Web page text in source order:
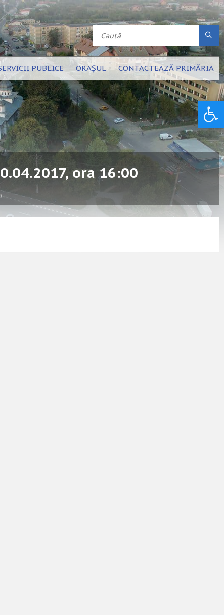
PUBLICE ORAȘUL CONTACTEAZĂ PRIMĂRIA
ora 16:00
Deschide bara de unelte